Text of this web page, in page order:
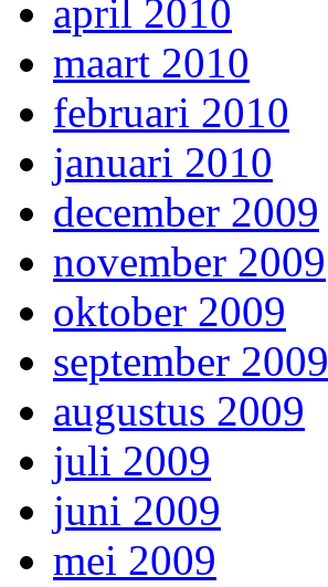
april 2010
maart 2010
februari 2010
januari 2010
december 2009
november 2009
oktober 2009
september 2009
augustus 2009
juli 2009
juni 2009
mei 2009